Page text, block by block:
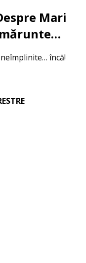
Mari
încă!